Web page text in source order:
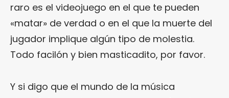
raro es el videojuego en el que te pueden
«matar» de verdad o en el que la muerte del
jugador implique algún tipo de molestia.
Todo facilón y bien masticadito, por favor.
Y si digo que el mundo de la música